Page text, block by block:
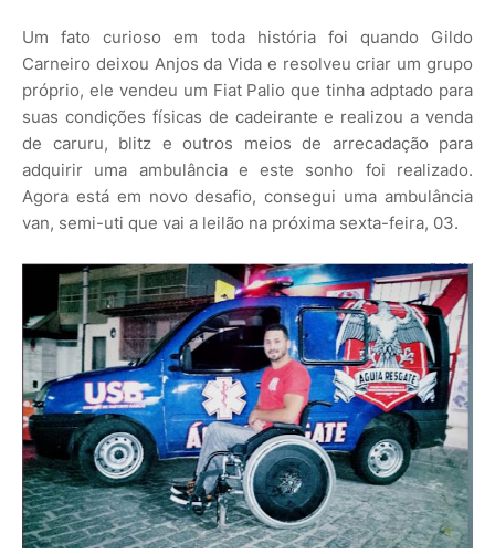
Um fato curioso em toda história foi quando Gildo
Carneiro deixou Anjos da Vida e resolveu criar um grupo
próprio, ele vendeu um Fiat Palio que tinha adptado para
suas condições físicas de cadeirante e realizou a venda
de caruru, blitz e outros meios de arrecadação para
adquirir uma ambulância e este sonho foi realizado.
Agora está em novo desafio, consegui uma ambulância
van, semi-uti que vai a leilão na próxima sexta-feira, 03.